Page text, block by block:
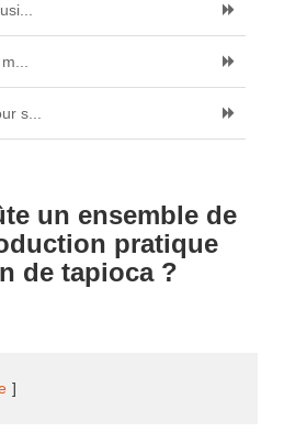
s...
un ensemble de
pratique
de tapioca ?
]